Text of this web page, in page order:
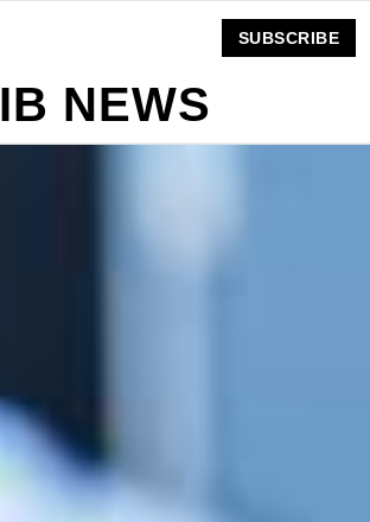
IB NEWS
SUBSCRIBE